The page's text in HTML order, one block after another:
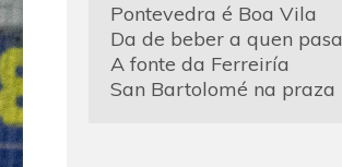
Pontevedra é Boa Vila
Da de beber a quen pasa
A fonte da Ferreiría
San Bartolomé na praza